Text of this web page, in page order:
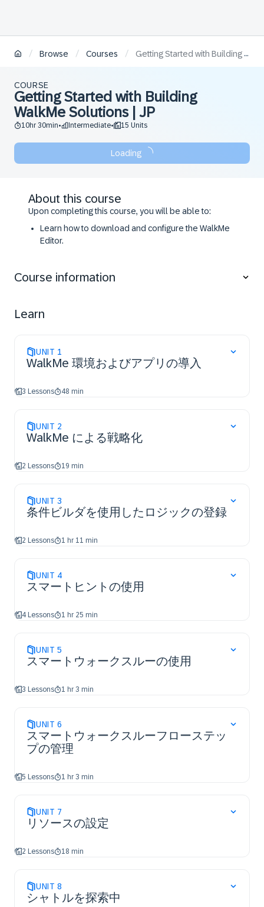
/ Browse / Courses / Getting Started with Building WalkMe Solutions | JP
COURSE
Getting Started with Building
WalkMe Solutions | JP
10hr 30min• Intermediate• 15 Units
Loading
About this course
Upon completing this course, you will be able to:
Learn how to download and configure the WalkMe
Editor.
Discover how to QA and Troubleshoot content.
Course information
Learn
UNIT 1
WalkMe 環境およびアプリの導入
3 Lessons 48 min
UNIT 2
WalkMe による戦略化
2 Lessons 19 min
UNIT 3
条件ビルダを使用したロジックの登録
2 Lessons 1 hr 11 min
UNIT 4
スマートヒントの使用
4 Lessons 1 hr 25 min
UNIT 5
スマートウォークスルーの使用
3 Lessons 1 hr 3 min
UNIT 6
スマートウォークスルーフローステッ
プの管理
5 Lessons 1 hr 3 min
UNIT 7
リソースの設定
2 Lessons 18 min
UNIT 8
シャトルを探索中